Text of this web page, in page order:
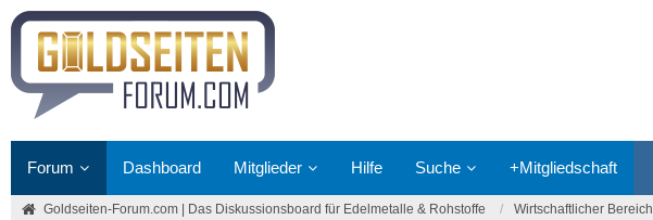
Forum Dashboard Mitglieder Hilfe Suche +Mitgliedschaft
Goldseiten-Forum.com | Das Diskussionsboard für Edelmetalle & Rohstoffe Wirtschaftlicher Bereich